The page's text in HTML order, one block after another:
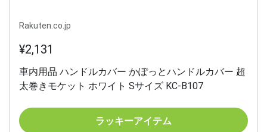
Rakuten.co.jp
¥2,131
車内用品 ハンドルカバー かぽっとハンドルカバー 超
太巻きモケット ホワイト Sサイズ KC-B107
ラッキーアイテム